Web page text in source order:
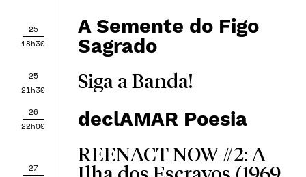
25
18h30
A Semente do Figo
Sagrado
25
21h30
Siga a Banda!
26
22h00
declAMAR Poesia
27
REENACT NOW #2: A